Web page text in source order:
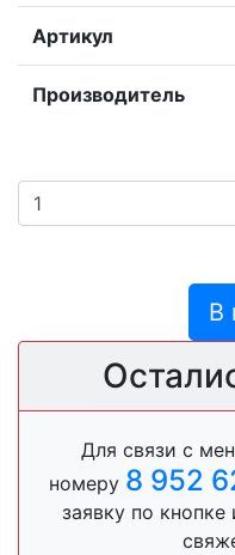
Артикул
Производитель
В
Для связи с
номеру 8 952
заявку по